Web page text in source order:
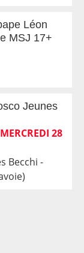
Léon
MSJ 17+
Jeunes
28
Becchi -